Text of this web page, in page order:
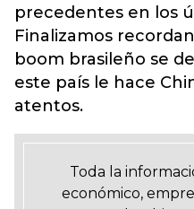
precedentes en los
Finalizamos
boom brasileño se
este país le hace
atentos.
Toda la
económico,